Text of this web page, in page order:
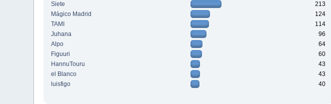
Siete
213
Mágico Madrid
124
TAMI
114
Juhana
96
Alpo
64
Figuuri
60
HannuTouru
43
el Blanco
43
luisfigo
40